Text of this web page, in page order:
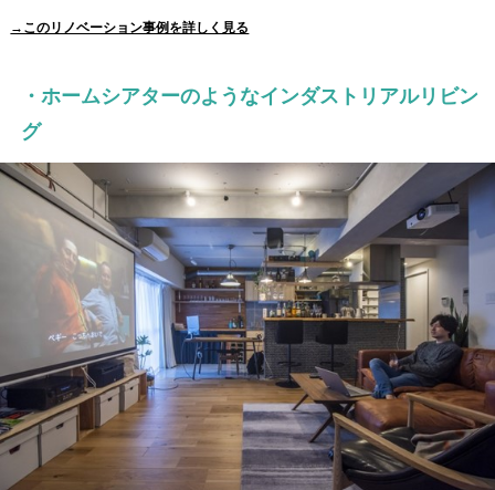
→このリノベーション事例を詳しく見る
・ホームシアターのようなインダストリアルリビン
グ